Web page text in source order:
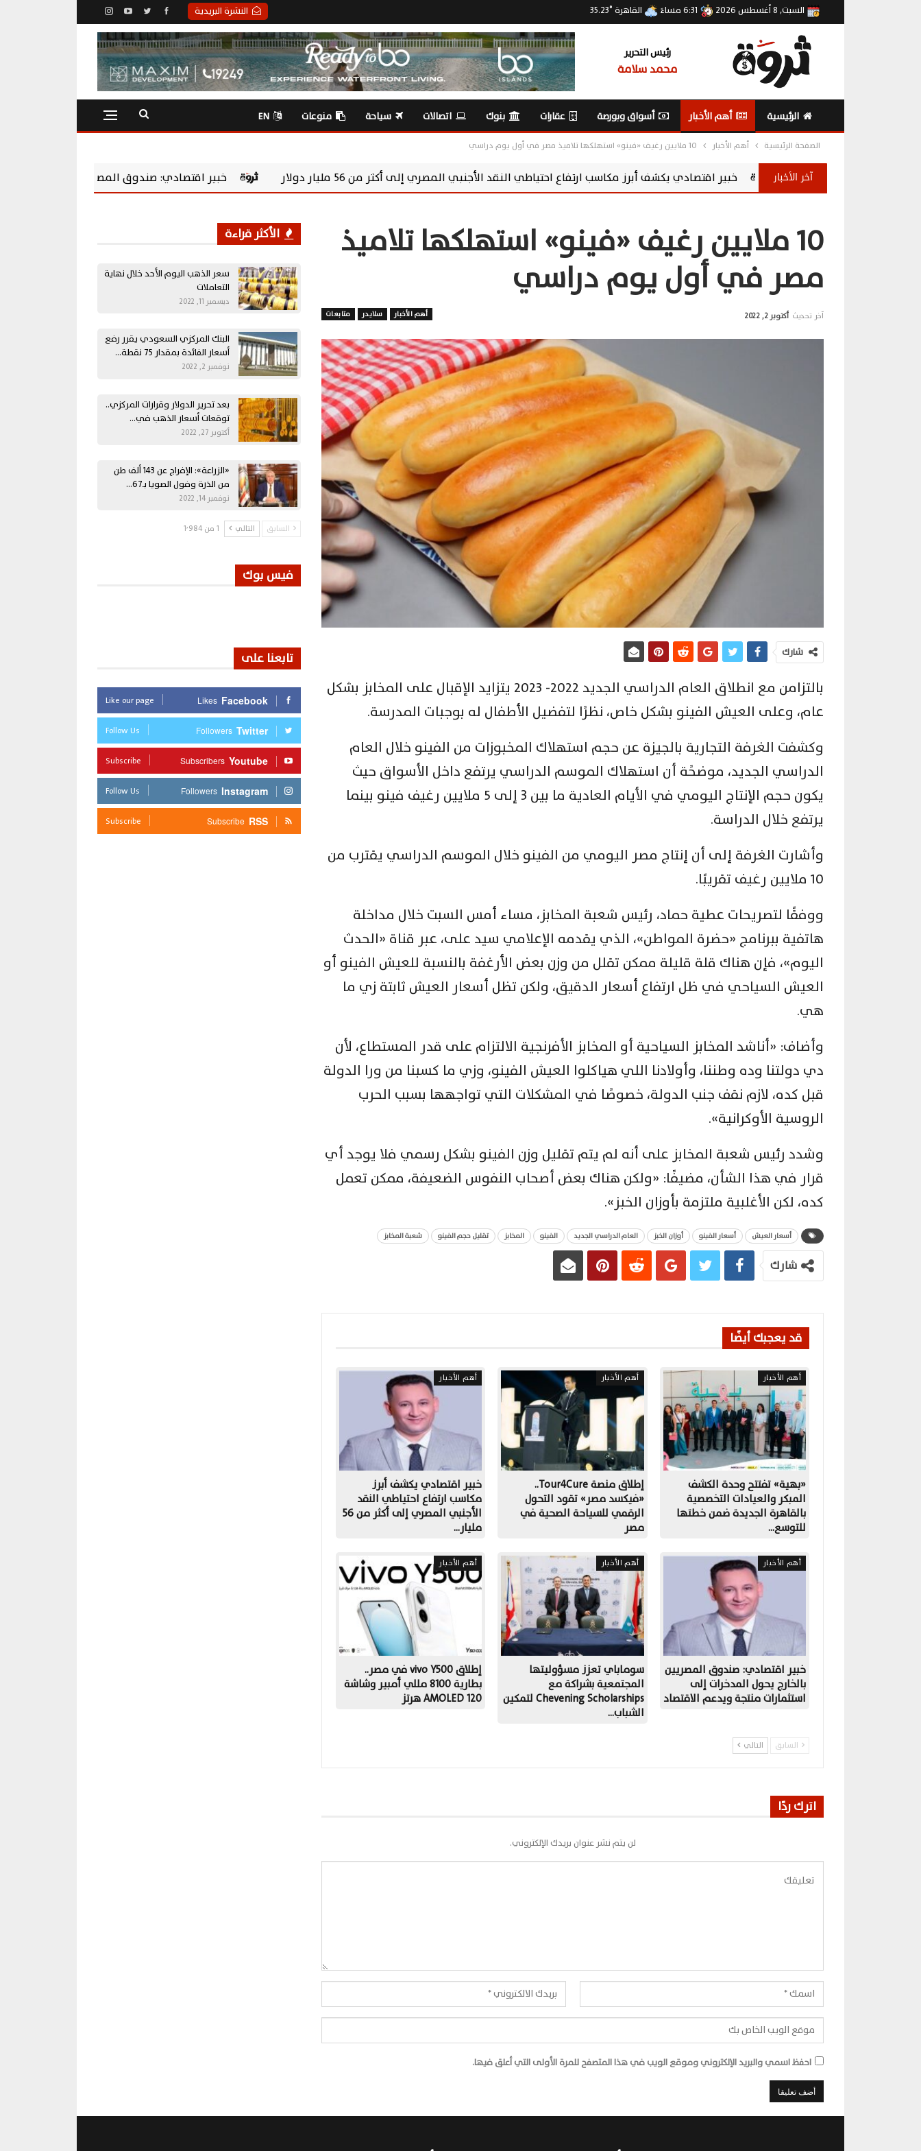
النشرة البريدية السبت, 8 أغسطس 2026 القاهرة°
35.23
رئيس التحرير
محمد سلامة
الرئيسية أهم الأخبار أسواق وبورصة عقارات بنوك اتصالات سياحة منوعات EN
الصفحة الرئيسية أهم الأخبار 10 ملايين رغيف «فينو» استهلكها تلاميذ مصر في أول يوم دراسي
آخر الأخبار
خبير اقتصادي يكشف أبرز مكاسب ارتفاع احتياطي النقد الأجنبي المصري إلى أكثر من 56 مليار دولار خبير اقتصادي: صندوق المصريين بالخارج يحول المدخرات إلى
10 ملايين رغيف «فينو» استهلكها تلاميذ
مصر في أول يوم دراسي
أهم الأخبار سلايدر متابعات آخر تحديث أكتوبر 2, 2022
شارك
بالتزامن مع انطلاق العام الدراسي الجديد 2022- 2023 يتزايد الإقبال على المخابز بشكل
عام، وعلى العيش الفينو بشكل خاص، نظرًا لتفضيل الأطفال له بوجبات المدرسة.
وكشفت الغرفة التجارية بالجيزة عن حجم استهلاك المخبوزات من الفينو خلال العام
الدراسي الجديد، موضحًة أن استهلاك الموسم الدراسي يرتفع داخل الأسواق حيث
يكون حجم الإنتاج اليومي في الأيام العادية ما بين ٣ إلى ٥ ملايين رغيف فينو بينما
يرتفع خلال الدراسة.
وأشارت الغرفة إلى أن إنتاج مصر اليومي من الفينو خلال الموسم الدراسي يقترب من
10 ملايين رغيف تقريبًا.
ووفقًا لتصريحات عطية حماد، رئيس شعبة المخابز، مساء أمس السبت خلال مداخلة
هاتفية ببرنامج «حضرة المواطن»، الذي يقدمه الإعلامي سيد على، عبر قناة «الحدث
اليوم»، فإن هناك قلة قليلة ممكن تقلل من وزن بعض الأرغفة بالنسبة للعيش الفينو أو
العيش السياحي في ظل ارتفاع أسعار الدقيق، ولكن تظل أسعار العيش ثابتة زي ما
هي.
وأضاف: «أناشد المخابز السياحية أو المخابز الأفرنجية الالتزام على قدر المستطاع، لأن
دي دولتنا وده وطننا، وأولادنا اللي هياكلوا العيش الفينو، وزي ما كسبنا من ورا الدولة
قبل كده، لازم نقف جنب الدولة، خصوصًا في المشكلات التي تواجهها بسبب الحرب
الروسية الأوكرانية».
وشدد رئيس شعبة المخابز على أنه لم يتم تقليل وزن الفينو بشكل رسمي فلا يوجد أي
قرار في هذا الشأن، مضيفًا: «ولكن هناك بعض أصحاب النفوس الضعيفة، ممكن تعمل
كده، لكن الأغلبية ملتزمة بأوزان الخبز».
أسعار العيش أسعار الفينو أوزان الخبز العام الدراسي الجديد الفينو المخابز تقليل حجم الفينو شعبة المخابز
شارك
قد يعجبك أيضًا
أهم الأخبار
«بهية» تفتتح وحدة الكشف
المبكر والعيادات التخصصية
بالقاهرة الجديدة ضمن خطتها
للتوسع…
أهم الأخبار
إطلاق منصة Tour4Cure..
«فيكسد مصر» تقود التحول
الرقمي للسياحة الصحية في
مصر
أهم الأخبار
خبير اقتصادي يكشف أبرز
مكاسب ارتفاع احتياطي النقد
الأجنبي المصري إلى أكثر من 56
مليار…
أهم الأخبار
خبير اقتصادي: صندوق المصريين
بالخارج يحول المدخرات إلى
استثمارات منتجة ويدعم الاقتصاد
أهم الأخبار
سوماباي تعزز مسؤوليتها
المجتمعية بشراكة مع
Chevening Scholarships لتمكين
الشباب…
أهم الأخبار
إطلاق vivo Y500 في مصر..
بطارية 8100 مللي أمبير وشاشة
AMOLED 120 هرتز
السابق التالي
اترك ردًا
لن يتم نشر عنوان بريدك الإلكتروني.
احفظ اسمي والبريد الإلكتروني وموقع الويب في هذا المتصفح للمرة الأولى التي أعلق فيها.
الأكثر قراءة
سعر الذهب اليوم الأحد خلال نهاية
التعاملات
ديسمبر 11, 2022
البنك المركزي السعودي يقرر رفع
أسعار الفائدة بمقدار 75 نقطة…
نوفمبر 2, 2022
بعد تحرير الدولار وقرارات المركزي..
توقعات أسعار الذهب في…
أكتوبر 27, 2022
«الزراعة»: الإفراج عن 143 ألف طن
من الذرة وفول الصويا بـ67…
نوفمبر 14, 2022
السابق التالي 1 من 1٬984
فيس بوك
تابعنا على
Facebook
Likes
Like our page
Twitter
Followers
Follow Us
Youtube
Subscribers
Subscribe
Instagram
Followers
Follow Us
RSS
Subscribe
Subscribe